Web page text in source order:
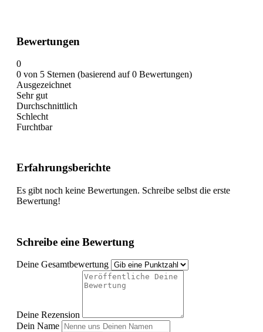
Bewertungen
0
0 von 5 Sternen (basierend auf 0 Bewertungen)
Ausgezeichnet
Sehr gut
Durchschnittlich
Schlecht
Furchtbar
Erfahrungsberichte
Es gibt noch keine Bewertungen. Schreibe selbst die erste
Bewertung!
Schreibe eine Bewertung
Deine Gesamtbewertung
Deine Rezension
Dein Name